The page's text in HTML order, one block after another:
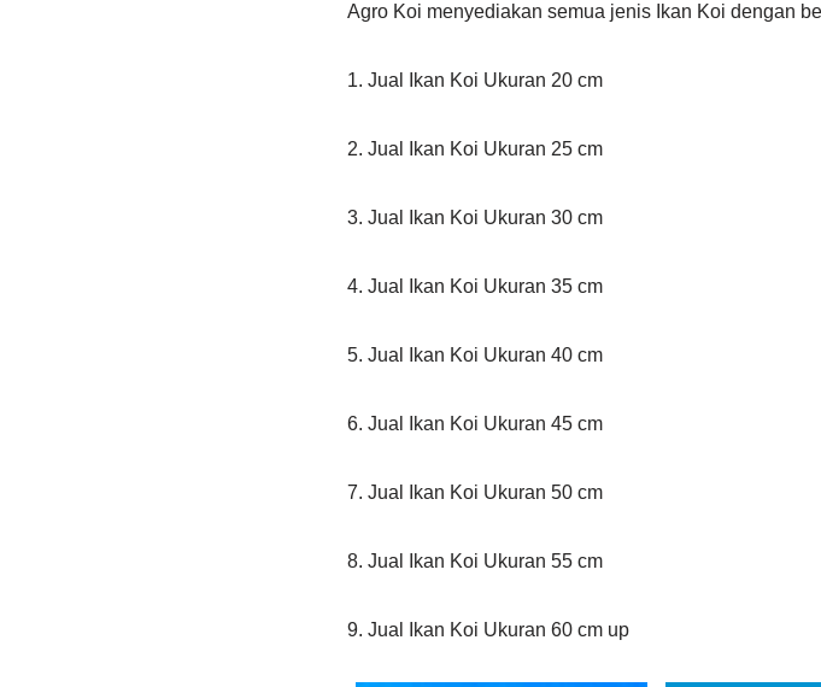
Agro Koi menyediakan semua jenis Ikan Koi dengan
1. Jual Ikan Koi Ukuran 20 cm
2. Jual Ikan Koi Ukuran 25 cm
3. Jual Ikan Koi Ukuran 30 cm
4. Jual Ikan Koi Ukuran 35 cm
5. Jual Ikan Koi Ukuran 40 cm
6. Jual Ikan Koi Ukuran 45 cm
7. Jual Ikan Koi Ukuran 50 cm
8. Jual Ikan Koi Ukuran 55 cm
9. Jual Ikan Koi Ukuran 60 cm up